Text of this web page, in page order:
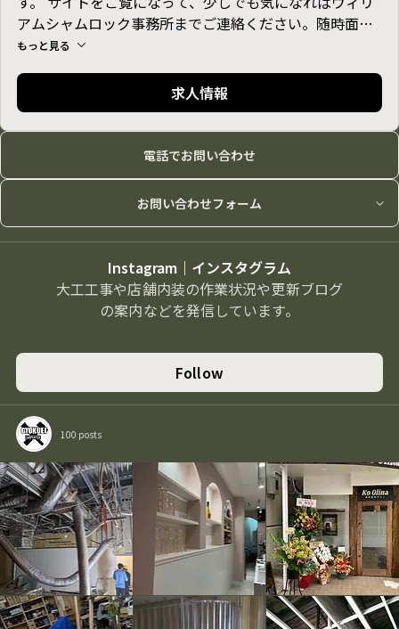
アムシャムロック事務所までご連絡ください。随時面接
しています。
もっと見る
求人情報
電話でお問い合わせ
お問い合わせフォーム
Instagram｜インスタグラム
大工工事や店舗内装の作業状況や更新ブログ
の案内などを発信しています。
Follow
100 posts